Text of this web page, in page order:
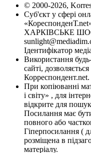
© 2000-2026,
Суб'єкт у сфері
ХАРКІВСЬКЕ
Ідентифікатор
Використання
сайті,
Корреспондент.net.
При копіюванні
і світу» , для
відкрите для
Посилання має
повного або
Гіперпосилання (
розміщена в
матеріалу.